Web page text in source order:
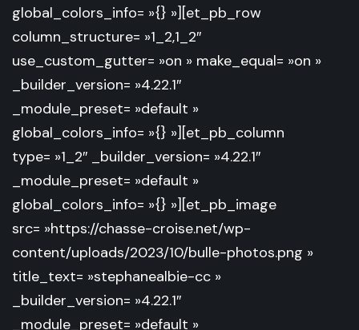
global_colors_info= »{} »][et_pb_row
column_structure= »1_2,1_2″
use_custom_gutter= »on » make_equal= »on »
_builder_version= »4.22.1″
_module_preset= »default »
global_colors_info= »{} »][et_pb_column
type= »1_2″ _builder_version= »4.22.1″
_module_preset= »default »
global_colors_info= »{} »][et_pb_image
src= »https://chasse-croise.net/wp-
content/uploads/2023/10/bulle-photos.png »
title_text= »stephanealbie-cc »
_builder_version= »4.22.1″
_module_preset= »default »